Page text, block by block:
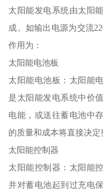
太阳能发电系统由太阳
成。如输出电源为交流
作用为：
太阳能电池板
太阳能电池板：太阳能
是太阳能发电系统中价
电能，或送往蓄电池中
的质量和成本将直接决定
太阳能控制器
太阳能控制器：太阳能
并对蓄电池起到过充电